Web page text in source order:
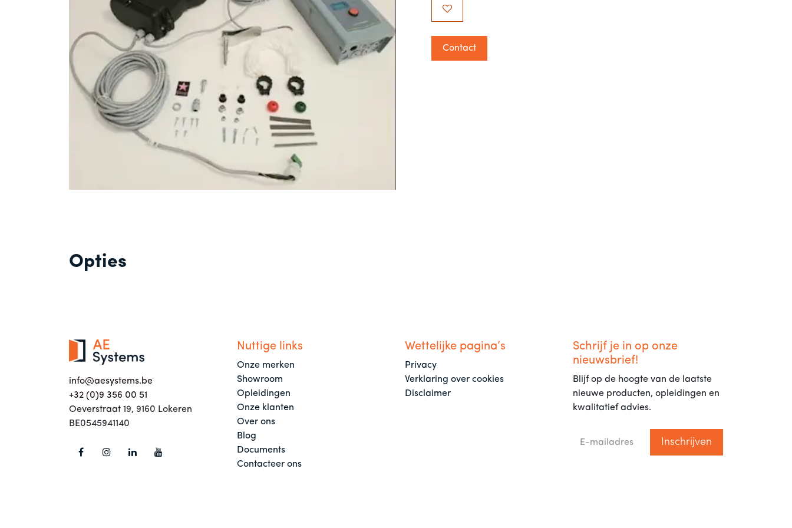
Contact
Opties
info@aesystems.be
+32 (0)9 356 00 51
Oeverstraat 19, 9160 Lokeren
BE0545941140
Nuttige links
Onze merken
Showroom
Opleidingen
Onze klanten
Over ons
Blog
Documents
Contacteer ons
Wettelijke pagina’s
Privacy
Verklaring over cookies
Disclaimer
Schrijf je in op onze
nieuwsbrief!
Blijf op de hoogte van de laatste
nieuwe producten, opleidingen en
kwalitatief advies.
Inschrijven